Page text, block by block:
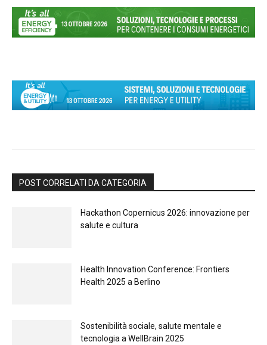
POST CORRELATI DA CATEGORIA
Hackathon Copernicus 2026: innovazione per
salute e cultura
Health Innovation Conference: Frontiers
Health 2025 a Berlino
Sostenibilità sociale, salute mentale e
tecnologia a WellBrain 2025